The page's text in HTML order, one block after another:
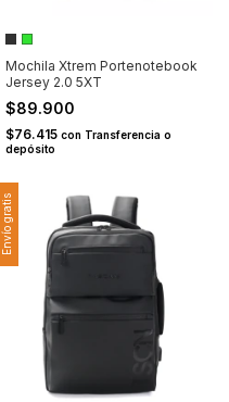
Mochila Xtrem Portenotebook
Jersey 2.0 5XT
$89.900
$76.415 con Transferencia o
depósito
Envío gratis